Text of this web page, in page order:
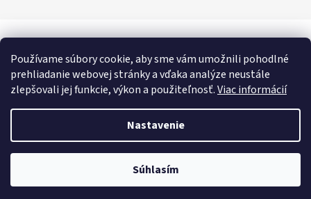
Používame súbory cookie, aby sme vám umožnili pohodlné
prehliadanie webovej stránky a vďaka analýze neustále
zlepšovali jej funkcie, výkon a použiteľnosť.Viac informácií
Nastavenie
Súhlasím
Možnosti dopravy
Vytvoril Shoptet
Kralovskezdravie.sk
vyhradené.